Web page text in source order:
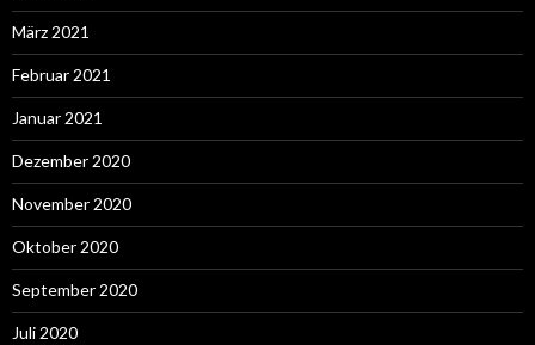
März 2021
Februar 2021
Januar 2021
Dezember 2020
November 2020
Oktober 2020
September 2020
Juli 2020